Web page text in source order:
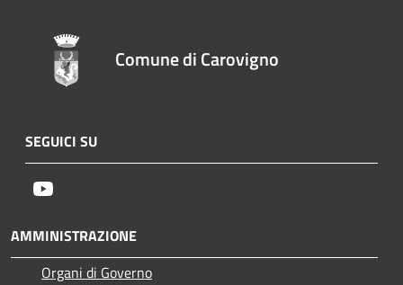
Comune di Carovigno
SEGUICI SU
AMMINISTRAZIONE
Organi di Governo